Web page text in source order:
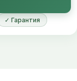
✓ Гарантия